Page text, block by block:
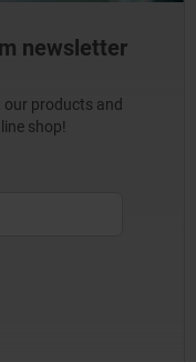
newsletter
products and
shop!